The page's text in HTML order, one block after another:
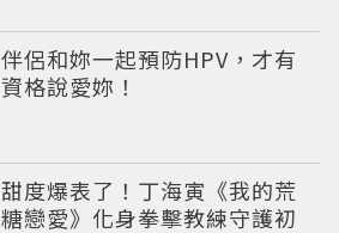
伴侶和妳一起預防HPV，才有
資格說愛妳！
甜度爆表了！丁海寅《我的荒
糖戀愛》化身拳擊教練守護初